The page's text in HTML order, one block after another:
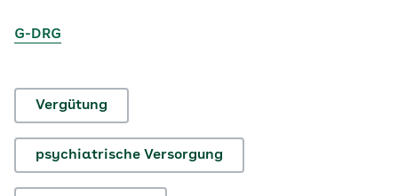
G-DRG
Vergütung
psychiatrische Versorgung